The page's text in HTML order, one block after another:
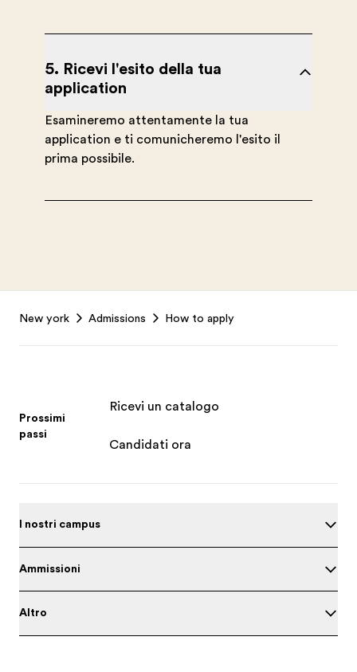
5. Ricevi l'esito della tua
application
Esamineremo attentamente la tua
application e ti comunicheremo l'esito il
prima possibile.
New york Admissions How to apply
Prossimi
passi
Ricevi un catalogo
Candidati ora
I nostri campus
Ammissioni
Altro